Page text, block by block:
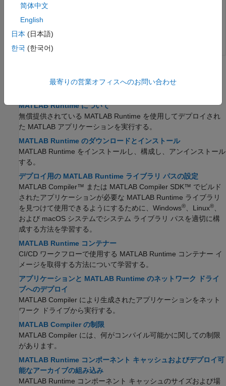
MATLAB Runtime について
無償提供されている MATLAB Runtime を使用してデプロイされ
た MATLAB アプリケーションを実行する。
MATLAB Runtime のダウンロードとインストール
MATLAB Runtime をインストールし、構成し、アンインストール
する。
デプロイ用の MATLAB Runtime ライブラリ パスの設定
MATLAB Compiler™ または MATLAB Compiler SDK™ でビルド
されたアプリケーションが必要な MATLAB Runtime ライブラリ
を見つけて使用できるようにするために、Windows®、Linux®、
および macOS システムでシステム ライブラリ パスを適切に構
成する方法を学習する。
MATLAB Runtime コンテナー
CI/CD ワークフローで使用する MATLAB Runtime コンテナー イ
メージを取得する方法について学習する。
アプリケーションと MATLAB Runtime のネットワーク ドライ
ブへのデプロイ
MATLAB Compiler により生成されたアプリケーションをネット
ワーク ドライブから実行する。
MATLAB Compiler の制限
MATLAB Compiler には、何がコンパイル可能かに関しての制限
があります。
MATLAB Runtime コンポーネント キャッシュおよびデプロイ可
能なアーカイブの組み込み
MATLAB Runtime コンポーネント キャッシュのサイズおよび場
简体中文
English
日本 (日本語)
한국 (한국어)
最寄りの営業オフィスへのお問い合わせ